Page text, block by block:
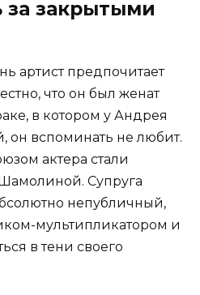
закрытыми
артист предпочитает
что он был женат
в котором у Андрея
он вспоминать не любит.
актера стали
Супруга
непубличный,
мультипликатором и
в тени своего